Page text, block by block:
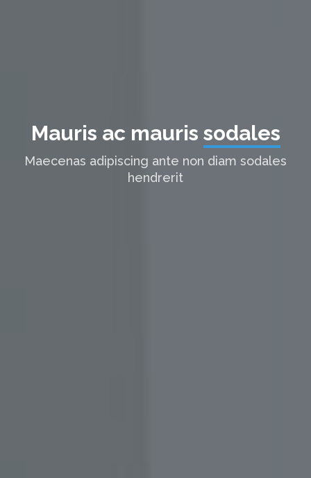
Mauris ac mauris sodales
Maecenas adipiscing ante non diam sodales
hendrerit